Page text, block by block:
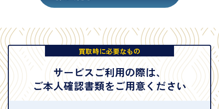
買取時に必要なもの
サービスご利用の際は、
ご本人確認書類をご用意ください